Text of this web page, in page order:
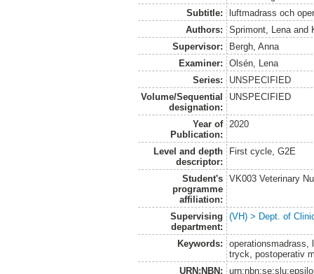
Subtitle:
luftmadrass och
Authors:
Sprimont, Lena and
Supervisor:
Bergh, Anna
Examiner:
Olsén, Lena
Series:
UNSPECIFIED
Volume/Sequential
designation:
UNSPECIFIED
Year of
Publication:
2020
Level and depth
descriptor:
First cycle, G2E
Student's
programme
affiliation:
VK003 Veterinary
Supervising
department:
(VH) > Dept. of
Keywords:
operationsmadrass,
tryck, postoperativ
URN:NBN: